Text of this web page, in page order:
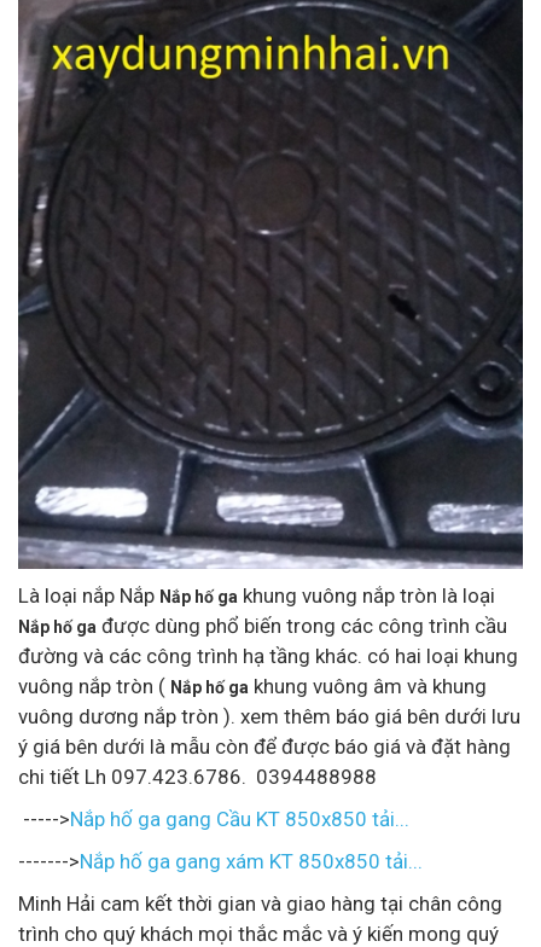
Là loại nắp Nắp Nắp hố ga khung vuông nắp tròn là loại
Nắp hố ga được dùng phổ biến trong các công trình cầu
đường và các công trình hạ tầng khác. có hai loại khung
vuông nắp tròn ( Nắp hố ga khung vuông âm và khung
vuông dương nắp tròn ). xem thêm báo giá bên dưới lưu
ý giá bên dưới là mẫu còn để được báo giá và đặt hàng
chi tiết Lh 097.423.6786. 0394488988
----->Nắp hố ga gang Cầu KT 850x850 tải...
------->Nắp hố ga gang xám KT 850x850 tải...
Minh Hải cam kết thời gian và giao hàng tại chân công
trình cho quý khách mọi thắc mắc và ý kiến mong quý